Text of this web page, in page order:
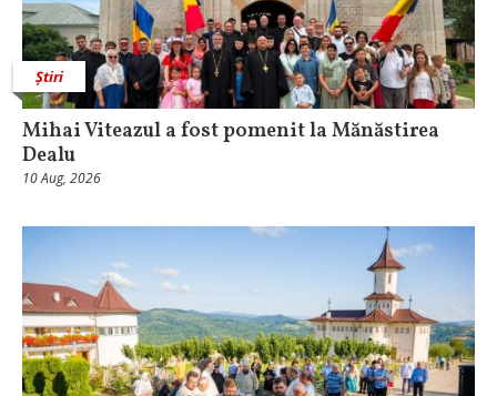
Știri
Mihai Viteazul a fost pomenit la Mănăstirea
Dealu
10 Aug, 2026